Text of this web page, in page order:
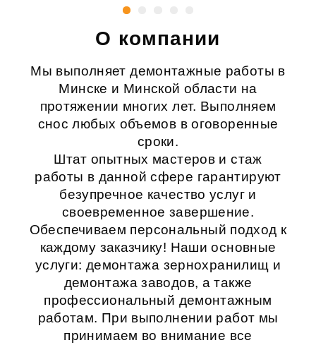
О компании
Мы выполняет демонтажные работы в
Минске и Минской области на
протяжении многих лет. Выполняем
снос любых объемов в оговоренные
сроки.
Штат опытных мастеров и стаж
работы в данной сфере гарантируют
безупречное качество услуг и
своевременное завершение.
Обеспечиваем персональный подход к
каждому заказчику! Наши основные
услуги: демонтажа зернохранилищ и
демонтажа заводов, а также
профессиональный демонтажным
работам. При выполнении работ мы
принимаем во внимание все